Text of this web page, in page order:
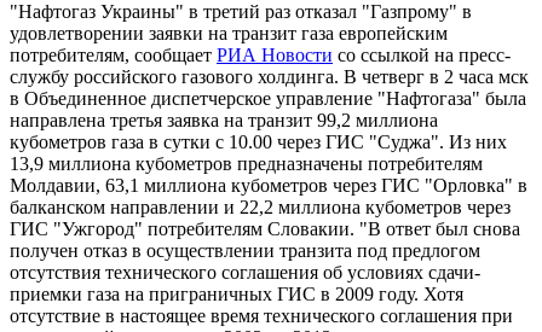
"Нафтогаз Украины" в третий раз отказал "Газпрому" в
удовлетворении заявки на транзит газа европейским
потребителям, сообщает РИА Новости со ссылкой на пресс-
службу российского газового холдинга. В четверг в 2 часа мск
в Объединенное диспетчерское управление "Нафтогаза" была
направлена третья заявка на транзит 99,2 миллиона
кубометров газа в сутки с 10.00 через ГИС "Суджа". Из них
13,9 миллиона кубометров предназначены потребителям
Молдавии, 63,1 миллиона кубометров через ГИС "Орловка" в
балканском направлении и 22,2 миллиона кубометров через
ГИС "Ужгород" потребителям Словакии. "В ответ был снова
получен отказ в осуществлении транзита под предлогом
отсутствия технического соглашения об условиях сдачи-
приемки газа на приграничных ГИС в 2009 году. Хотя
отсутствие в настоящее время технического соглашения при